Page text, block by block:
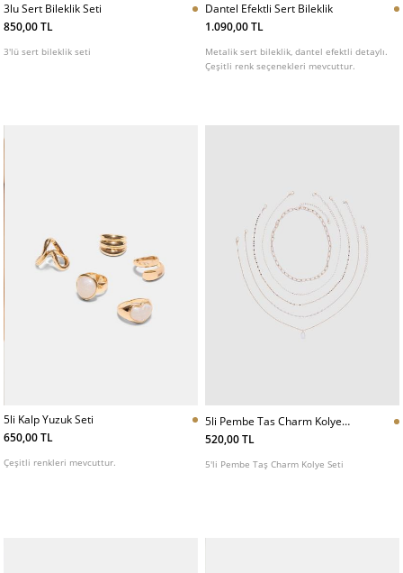
3lu Sert Bileklik Seti
850,00 TL
3'lü sert bileklik seti
Dantel Efektli Sert Bileklik
1.090,00 TL
Metalik sert bileklik, dantel efektli detaylı.
Çeşitli renk seçenekleri mevcuttur.
5li Kalp Yuzuk Seti
650,00 TL
Çeşitli renkleri mevcuttur.
5li Pembe Tas Charm Kolye
Seti
520,00 TL
5'li Pembe Taş Charm Kolye Seti